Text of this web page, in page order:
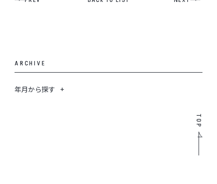
ARCHIVE
年月から探す
TOP